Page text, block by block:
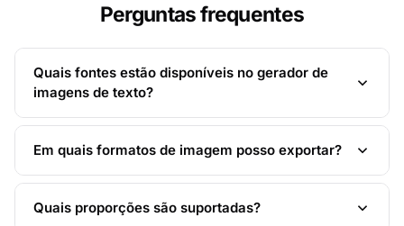
Perguntas frequentes
Quais fontes estão disponíveis no gerador de
imagens de texto?
Em quais formatos de imagem posso exportar?
Quais proporções são suportadas?